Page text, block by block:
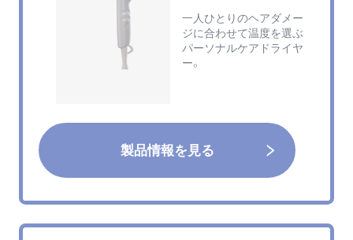
一人ひとりのヘアダメー
ジに合わせて温度を選ぶ
パーソナルケアドライヤ
ー。
製品情報を見る